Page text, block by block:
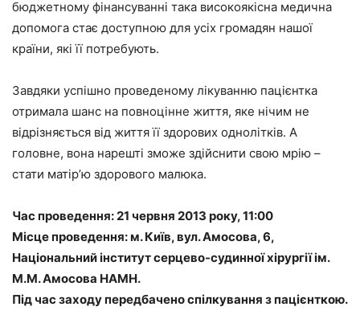
бюджетному фінансуванні така високоякісна медична
допомога стає доступною для усіх громадян нашої
країни, які її потребують.
Завдяки успішно проведеному лікуванню пацієнтка
отримала шанс на повноцінне життя, яке нічим не
відрізняється від життя її здорових однолітків. А
головне, вона нарешті зможе здійснити свою мрію –
стати матір’ю здорового малюка.
Час проведення: 21 червня 2013 року, 11:00
Місце проведення: м. Київ, вул. Амосова, 6,
Національний інститут серцево-судинної хірургії ім.
М.М. Амосова НАМН.
Під час заходу передбачено спілкування з пацієнткою.